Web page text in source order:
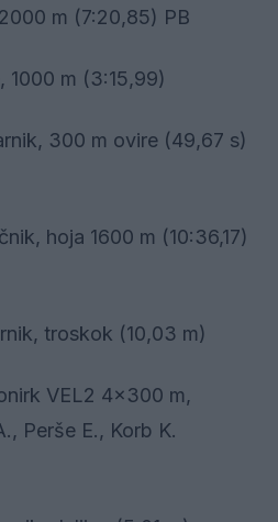
m (7:20,85) PB
1000 m (3:15,99)
300 m ovire (49,67 s)
hoja 1600 m (10:36,17)
troskok (10,03 m)
VEL2 4x300 m,
Perše E., Korb K.